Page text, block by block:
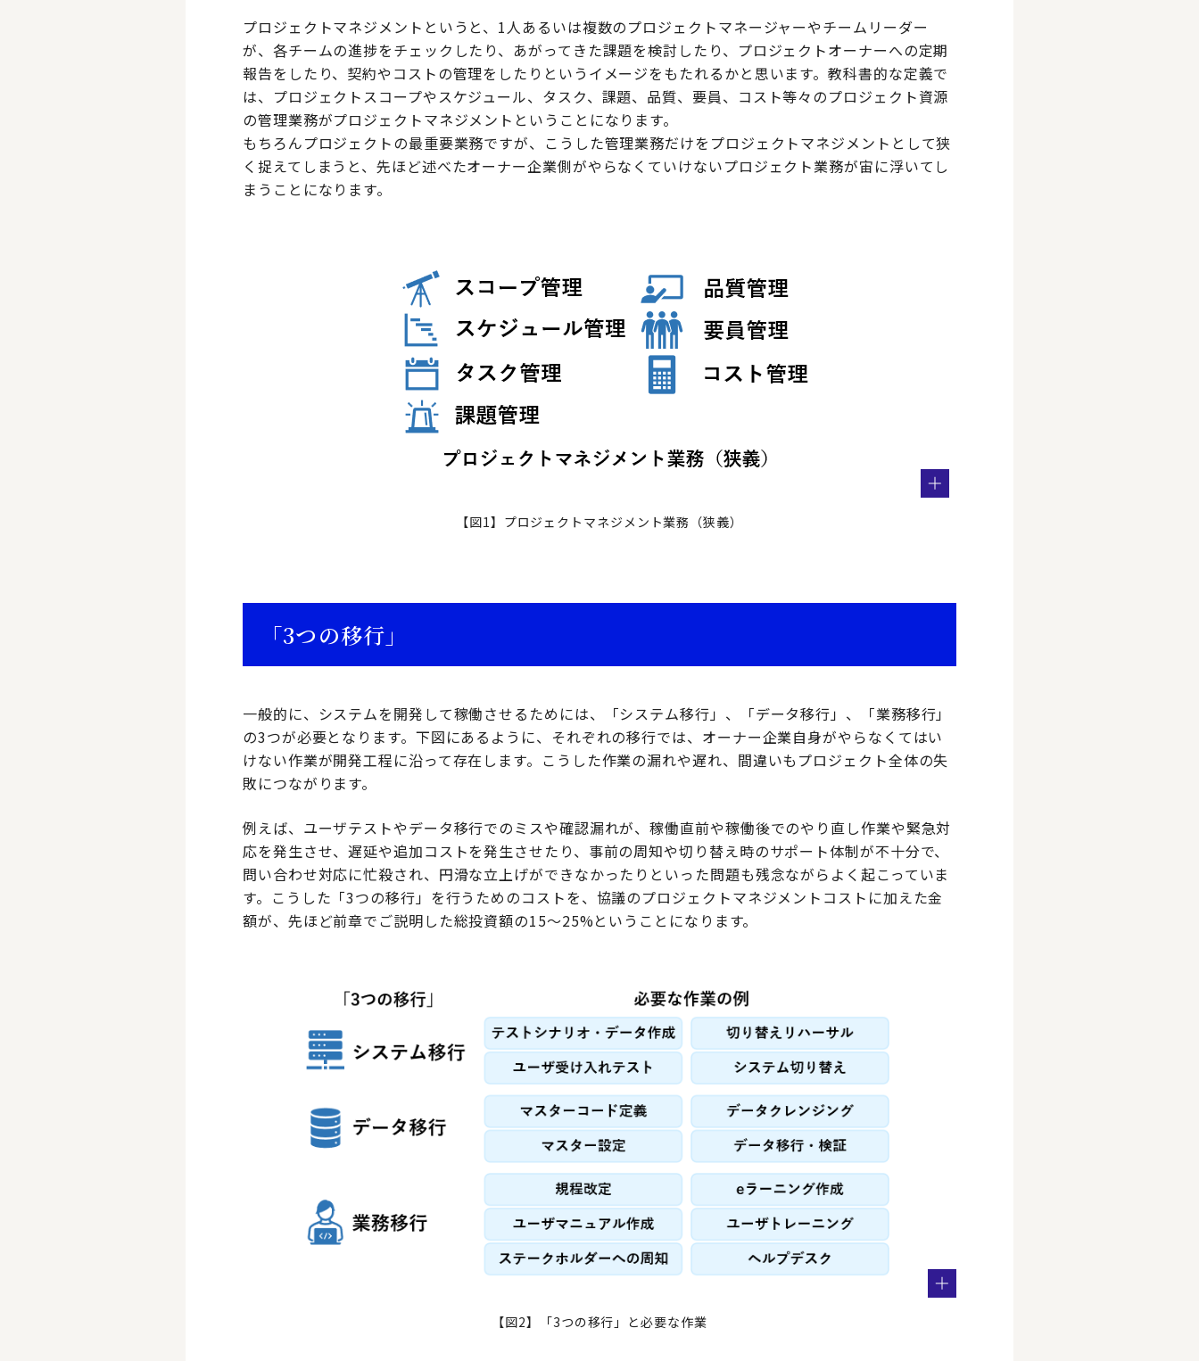
プロジェクトマネジメントというと、1人あるいは複数のプロジェクトマネージャーやチームリーダー
が、各チームの進捗をチェックしたり、あがってきた課題を検討したり、プロジェクトオーナーへの定期
報告をしたり、契約やコストの管理をしたりというイメージをもたれるかと思います。教科書的な定義で
は、プロジェクトスコープやスケジュール、タスク、課題、品質、要員、コスト等々のプロジェクト資源
の管理業務がプロジェクトマネジメントということになります。
もちろんプロジェクトの最重要業務ですが、こうした管理業務だけをプロジェクトマネジメントとして狭
く捉えてしまうと、先ほど述べたオーナー企業側がやらなくていけないプロジェクト業務が宙に浮いてし
まうことになります。
【図1】プロジェクトマネジメント業務（狭義）
「3つの移行」
一般的に、システムを開発して稼働させるためには、「システム移行」、「データ移行」、「業務移行」
の3つが必要となります。下図にあるように、それぞれの移行では、オーナー企業自身がやらなくてはい
けない作業が開発工程に沿って存在します。こうした作業の漏れや遅れ、間違いもプロジェクト全体の失
敗につながります。
例えば、ユーザテストやデータ移行でのミスや確認漏れが、稼働直前や稼働後でのやり直し作業や緊急対
応を発生させ、遅延や追加コストを発生させたり、事前の周知や切り替え時のサポート体制が不十分で、
問い合わせ対応に忙殺され、円滑な立上げができなかったりといった問題も残念ながらよく起こっていま
す。こうした「3つの移行」を行うためのコストを、協議のプロジェクトマネジメントコストに加えた金
額が、先ほど前章でご説明した総投資額の15～25%ということになります。
【図2】「3つの移行」と必要な作業